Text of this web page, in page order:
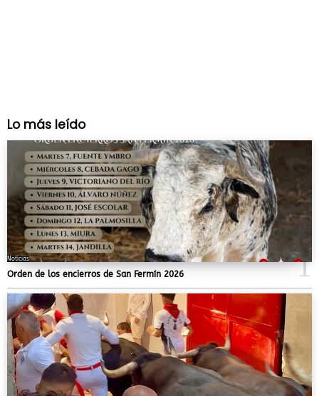
Lo más leído
Noticias
Orden de los encierros de San Fermín 2026